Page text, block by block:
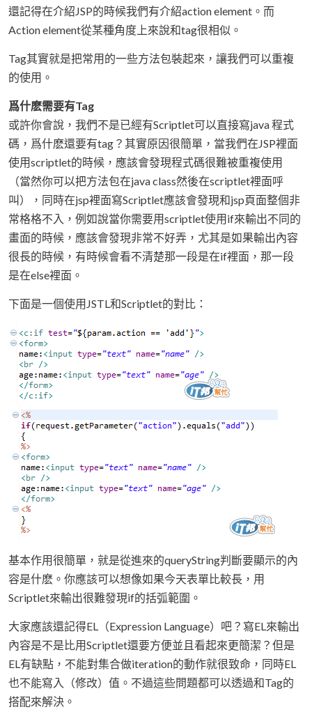
還記得在介紹JSP的時候我們有介紹action element。而
Action element從某種角度上來說和tag很相似。
Tag其實就是把常用的一些方法包裝起來，讓我們可以重複
的使用。
爲什麽需要有Tag
或許你會說，我們不是已經有Scriptlet可以直接寫java 程式
碼，爲什麽還要有tag？其實原因很簡單，當我們在JSP裡面
使用scriptlet的時候，應該會發現程式碼很難被重複使用
（當然你可以把方法包在java class然後在scriptlet裡面呼
叫），同時在jsp裡面寫Scriptlet應該會發現和jsp頁面整個非
常格格不入，例如說當你需要用scriptlet使用if來輸出不同的
畫面的時候，應該會發現非常不好弄，尤其是如果輸出內容
很長的時候，有時候會看不清楚那一段是在if裡面，那一段
是在else裡面。
下面是一個使用JSTL和Scriptlet的對比：
基本作用很簡單，就是從進來的queryString判斷要顯示的內
容是什麽。你應該可以想像如果今天表單比較長，用
Scriptlet來輸出很難發現if的括弧範圍。
大家應該還記得EL（Expression Language）吧？寫EL來輸出
內容是不是比用Scriptlet還要方便並且看起來更簡潔？但是
EL有缺點，不能對集合做iteration的動作就很致命，同時EL
也不能寫入（修改）值。不過這些問題都可以透過和Tag的
搭配來解決。